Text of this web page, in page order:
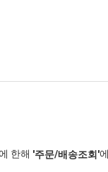
한해 '주문/배송조회'